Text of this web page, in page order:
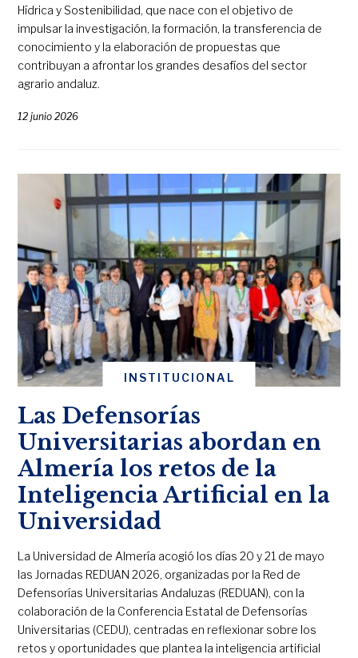
Hídrica y Sostenibilidad, que nace con el objetivo de
impulsar la investigación, la formación, la transferencia de
conocimiento y la elaboración de propuestas que
contribuyan a afrontar los grandes desafíos del sector
agrario andaluz.
12 junio 2026
INSTITUCIONAL
Las Defensorías
Universitarias abordan en
Almería los retos de la
Inteligencia Artificial en la
Universidad
La Universidad de Almería acogió los días 20 y 21 de mayo
las Jornadas REDUAN 2026, organizadas por la Red de
Defensorías Universitarias Andaluzas (REDUAN), con la
colaboración de la Conferencia Estatal de Defensorías
Universitarias (CEDU), centradas en reflexionar sobre los
retos y oportunidades que plantea la inteligencia artificial